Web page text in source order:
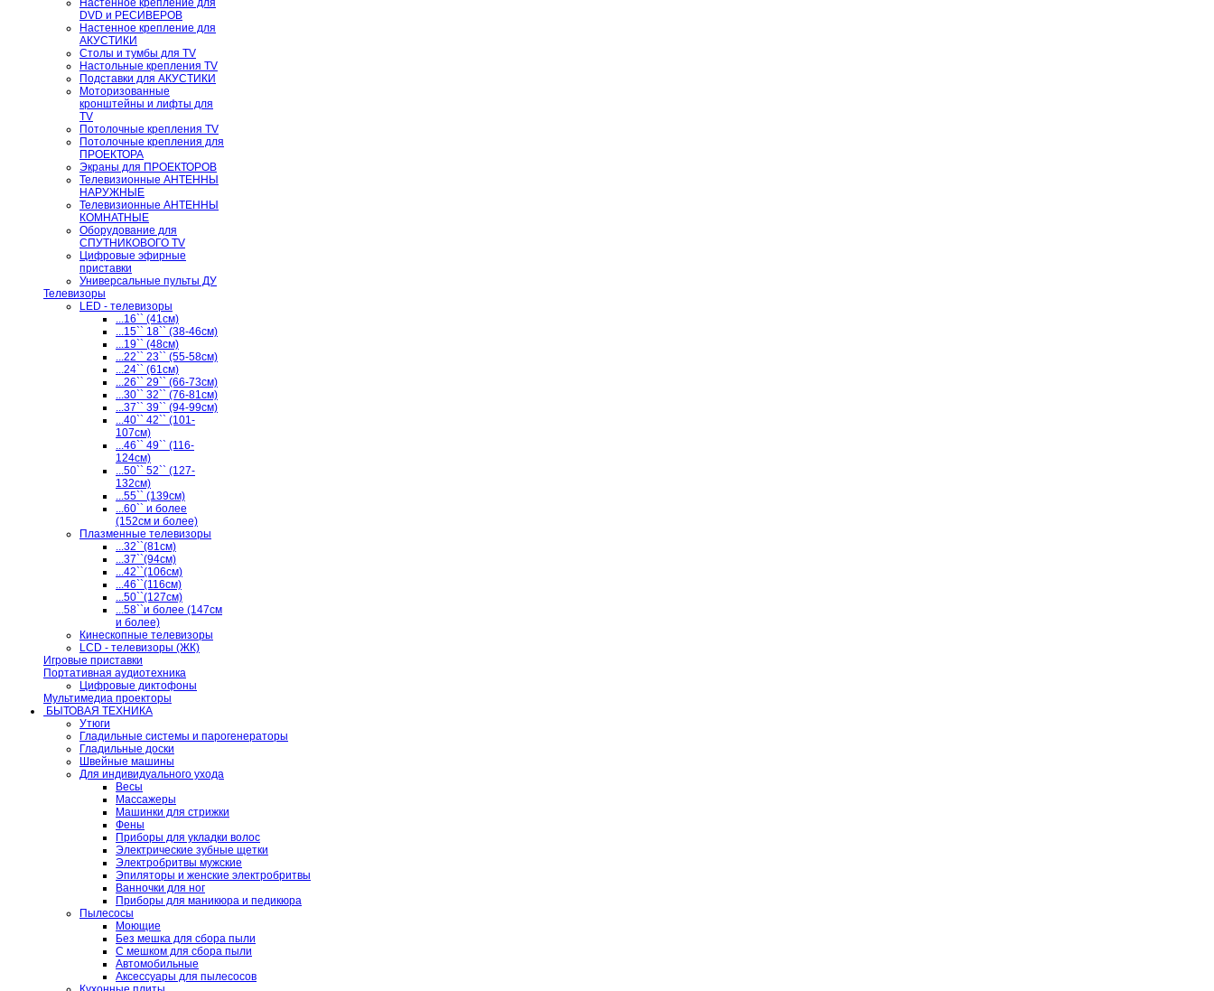
Настенное крепление для
DVD и РЕСИВЕРОВ
Настенное крепление для
АКУСТИКИ
Столы и тумбы для TV
Настольные крепления TV
Подставки для АКУСТИКИ
Моторизованные
кронштейны и лифты для
TV
Потолочные крепления TV
Потолочные крепления для
ПРОЕКТОРА
Экраны для ПРОЕКТОРОВ
Телевизионные АНТЕННЫ
НАРУЖНЫЕ
Телевизионные АНТЕННЫ
КОМНАТНЫЕ
Оборудование для
СПУТНИКОВОГО TV
Цифровые эфирные
приставки
Универсальные пульты ДУ
Телевизоры
LED - телевизоры
...16`` (41см)
...15`` 18`` (38-46см)
...19`` (48см)
...22`` 23`` (55-58см)
...24`` (61см)
...26`` 29`` (66-73см)
...30`` 32`` (76-81см)
...37`` 39`` (94-99см)
...40`` 42`` (101-
107см)
...46`` 49`` (116-
124см)
...50`` 52`` (127-
132см)
...55`` (139см)
...60`` и более
(152см и более)
Плазменные телевизоры
...32``(81см)
...37``(94см)
...42``(106см)
...46``(116см)
...50``(127см)
...58``и более (147см
и более)
Кинескопные телевизоры
LCD - телевизоры (ЖК)
Игровые приставки
Портативная аудиотехника
Цифровые диктофоны
Мультимедиа проекторы
БЫТОВАЯ ТЕХНИКА
Утюги
Гладильные системы и парогенераторы
Гладильные доски
Швейные машины
Для индивидуального ухода
Весы
Массажеры
Машинки для стрижки
Фены
Приборы для укладки волос
Электрические зубные щетки
Электробритвы мужские
Эпиляторы и женские электробритвы
Ванночки для ног
Приборы для маникюра и педикюра
Пылесосы
Моющие
Без мешка для сбора пыли
С мешком для сбора пыли
Автомобильные
Аксессуары для пылесосов